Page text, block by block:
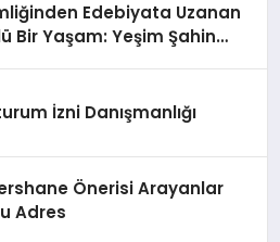
Edebiyata Uzanan
Bir Yaşam: Yeşim Şahin
İzni Danışmanlığı
Önerisi Arayanlar
Adres